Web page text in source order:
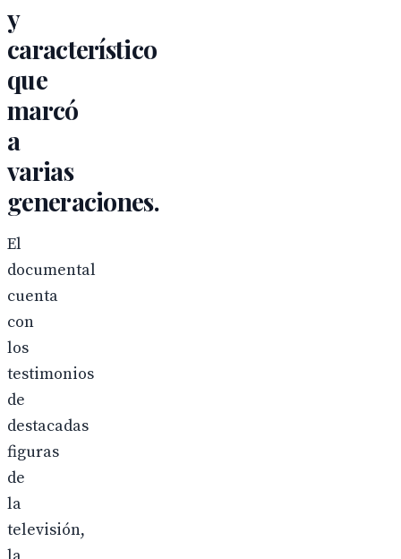
y
característico
que
marcó
a
varias
generaciones.
El
documental
cuenta
con
los
testimonios
de
destacadas
figuras
de
la
televisión,